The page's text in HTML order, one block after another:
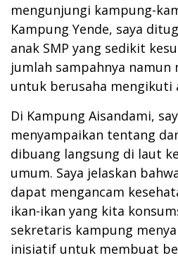
mengunjungi kampung-
Kampung Yende, saya
anak SMP yang sedikit
jumlah sampahnya namun
untuk berusaha mengikuti
Di Kampung Aisandami,
menyampaikan tentang
dibuang langsung di laut
umum. Saya jelaskan
dapat mengancam
ikan-ikan yang kita
sekretaris kampung
inisiatif untuk membuat